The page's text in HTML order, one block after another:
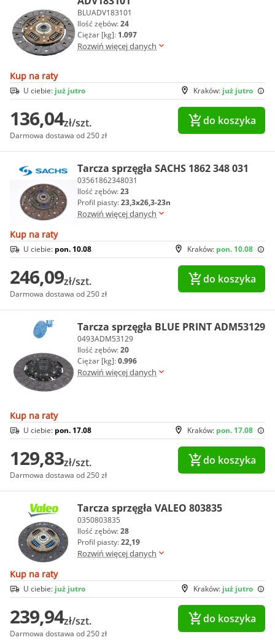
BLUADV183101
Ilość zębów:24
Ciężar [kg]: 1.097
Rozwiń więcej danych
Kup na raty
Kraków: już jutro
U ciebie: już jutro
136,04zł/szt.
Darmowa dostawa od 250 zł
do koszyka
Tarcza sprzęgła SACHS 1862 348 031
03561862348031
Ilość zębów:23
Profil piasty:23,3x26,3-23n
Rozwiń więcej danych
Kup na raty
Kraków: pon. 10.08
U ciebie: pon. 10.08
246,09zł/szt.
Darmowa dostawa od 250 zł
do koszyka
Tarcza sprzęgła BLUE PRINT ADM53129
0493ADM53129
Ilość zębów:20
Ciężar [kg]:0.996
Rozwiń więcej danych
Kup na raty
Kraków: pon. 17.08
U ciebie: pon. 17.08
129,83zł/szt.
Darmowa dostawa od 250 zł
do koszyka
Tarcza sprzęgła VALEO 803835
0350803835
Ilość zębów:28
Profil piasty:22,19
Rozwiń więcej danych
Kup na raty
Kraków: już jutro
U ciebie: już jutro
239,94zł/szt.
Darmowa dostawa od 250 zł
do koszyka